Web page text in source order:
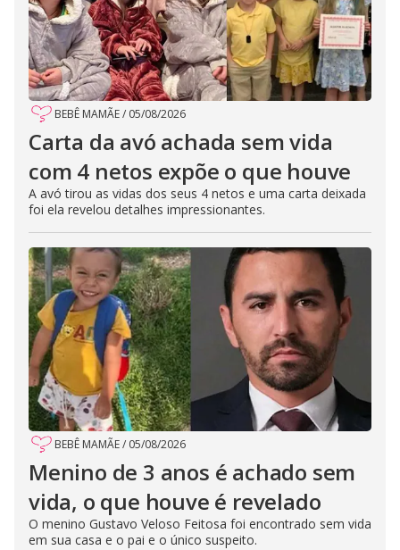
BEBÊ MAMÃE/ 05/08/2026
Carta da avó achada sem vida
com 4 netos expõe o que houve
A avó tirou as vidas dos seus 4 netos e uma carta deixada
foi ela revelou detalhes impressionantes.
BEBÊ MAMÃE/ 05/08/2026
Menino de 3 anos é achado sem
vida, o que houve é revelado
O menino Gustavo Veloso Feitosa foi encontrado sem vida
em sua casa e o pai e o único suspeito.